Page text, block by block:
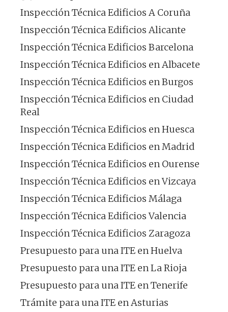
Inspección Técnica Edificios A Coruña
Inspección Técnica Edificios Alicante
Inspección Técnica Edificios Barcelona
Inspección Técnica Edificios en Albacete
Inspección Técnica Edificios en Burgos
Inspección Técnica Edificios en Ciudad
Real
Inspección Técnica Edificios en Huesca
Inspección Técnica Edificios en Madrid
Inspección Técnica Edificios en Ourense
Inspección Técnica Edificios en Vizcaya
Inspección Técnica Edificios Málaga
Inspección Técnica Edificios Valencia
Inspección Técnica Edificios Zaragoza
Presupuesto para una ITE en Huelva
Presupuesto para una ITE en La Rioja
Presupuesto para una ITE en Tenerife
Trámite para una ITE en Asturias